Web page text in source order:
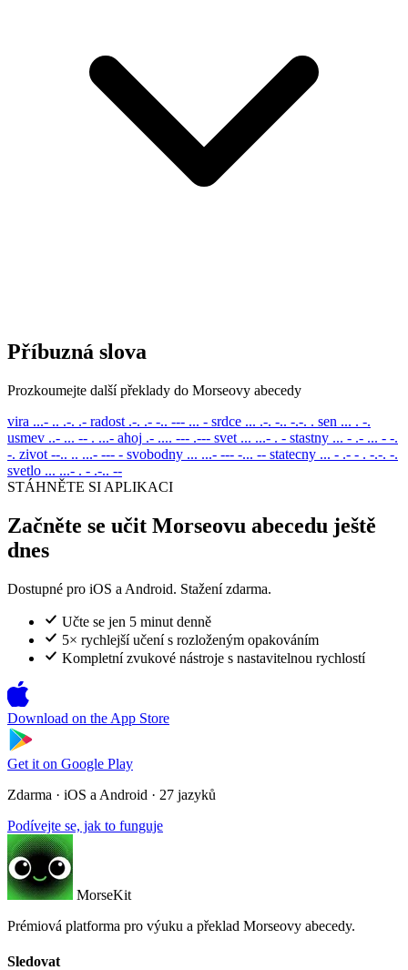
Příbuzná slova
Prozkoumejte další překlady do Morseovy abecedy
vira ...- .. .-. .- radost .-. .- -.. --- ... - srdce ... .-. -.. -.-. . sen ... . -.
usmev ..- ... -- . ...- ahoj .- .... --- .--- svet ... ...- . - stastny ... - .- ... - -.
-. zivot --.. .. ...- --- - svobodny ... ...- --- -... -- statecny ... - .- - . -.-. -.
svetlo ... ...- . - .-.. --
STÁHNĚTE SI APLIKACI
Začněte se učit Morseovu abecedu ještě
dnes
Dostupné pro iOS a Android. Stažení zdarma.
Učte se jen 5 minut denně
5× rychlejší učení s rozloženým opakováním
Kompletní zvukové nástroje s nastavitelnou rychlostí
Download on the App Store
Get it on Google Play
Zdarma · iOS a Android · 27 jazyků
Podívejte se, jak to funguje
MorseKit
Prémiová platforma pro výuku a překlad Morseovy abecedy.
Sledovat